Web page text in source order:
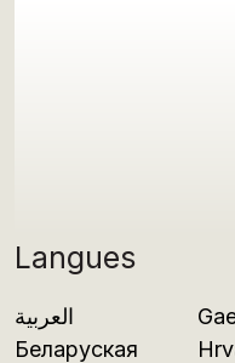
Langues
العربية
Беларуская